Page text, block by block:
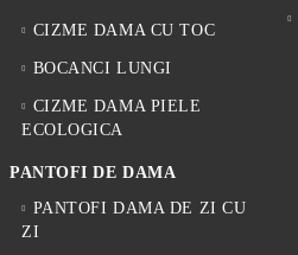
CIZME DAMA CU TOC
BOCANCI LUNGI
CIZME DAMA PIELE
ECOLOGICA
PANTOFI DE DAMA
PANTOFI DAMA DE ZI CU
ZI